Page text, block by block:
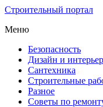
Строительный портал
Меню
Безопасность
Дизайн и интерьер
Сантехника
Строительные
Разное
Советы по